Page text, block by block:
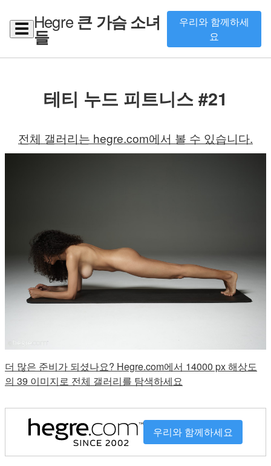
☰ Hegre 큰 가슴 소녀
들
우리와 함께하세
요
테티 누드 피트니스 #21
전체 갤러리는 hegre.com에서 볼 수 있습니다.
더 많은 준비가 되셨나요? Hegre.com에서 14000 px 해상도
의 39 이미지로 전체 갤러리를 탐색하세요
우리와 함께하세요